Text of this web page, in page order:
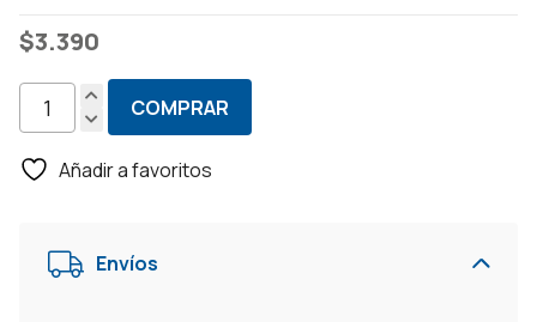
$3.390
Mesa
-
COMPRAR
Añadir a favoritos
Envíos